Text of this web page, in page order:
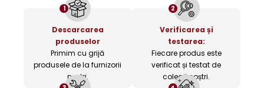
1
Descarcarea
produselor
Primim cu grijă
produsele de la furnizorii
noștri.
2
Verificarea și
testarea:
Fiecare produs este
verificat și testat de
colegii noștri.